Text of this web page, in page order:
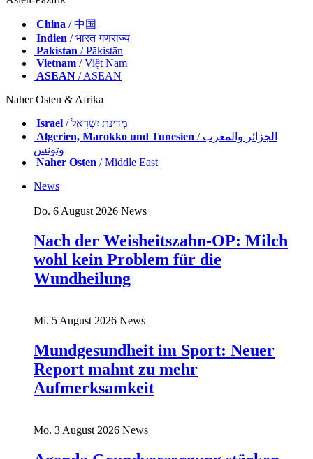
China / 中国
Indien / भारत गणराज्य
Pakistan / Pākistān
Vietnam / Việt Nam
ASEAN / ASEAN
Naher Osten & Afrika
Israel
/ מְדִינַת יִשְׂרָאֵל
Algerien, Marokko und Tunesien / الجزائر والمغرب
وتونس
Naher Osten / Middle East
News
Do. 6 August 2026 News
Nach der Weisheitszahn-OP: Milch
wohl kein Problem für die
Wundheilung
Mi. 5 August 2026 News
Mundgesundheit im Sport: Neuer
Report mahnt zu mehr
Aufmerksamkeit
Mo. 3 August 2026 News